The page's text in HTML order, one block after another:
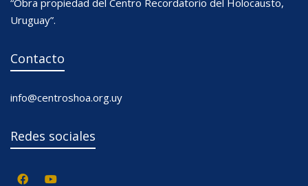
“Obra propiedad del Centro Recordatorio del Holocausto,
Uruguay”.
Contacto
info@centroshoa.org.uy
Redes sociales